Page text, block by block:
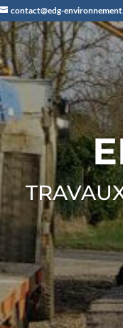
contact@edg-